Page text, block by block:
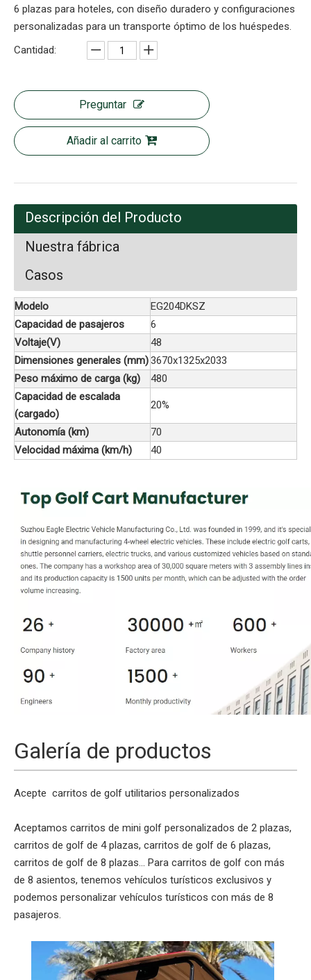
6 plazas para hoteles, con diseño duradero y configuraciones
personalizadas para un transporte óptimo de los huéspedes.
Cantidad:
Preguntar
Añadir al carrito
Descripción del Producto
Nuestra fábrica
Casos
Modelo
EG204DKSZ
Capacidad de pasajeros
6
Voltaje(V)
48
Dimensiones generales (mm)3670x1325x2033
Peso máximo de carga (kg)
480
Capacidad de escalada
(cargado)
20%
Autonomía (km)
70
Velocidad máxima (km/h)
40
Galería de productos
Acepte carritos de golf utilitarios personalizados
Aceptamos carritos de mini golf personalizados de 2 plazas,
carritos de golf de 4 plazas, carritos de golf de 6 plazas,
carritos de golf de 8 plazas... Para carritos de golf con más
de 8 asientos, tenemos vehículos turísticos exclusivos y
podemos personalizar vehículos turísticos con más de 8
pasajeros.